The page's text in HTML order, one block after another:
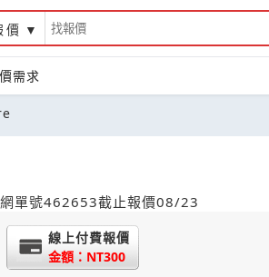
價
需求
單號462653截止報價08/23
線上付費報價
金額：NT300